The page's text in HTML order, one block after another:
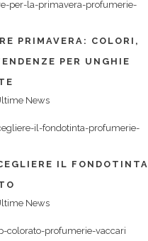
PRIMAVERA: COLORI,
PER UNGHIE
News
IL FONDOTINTA
News